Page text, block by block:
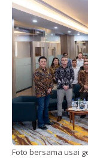
Foto bersama usai